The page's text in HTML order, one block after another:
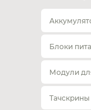
Блоки
Модули